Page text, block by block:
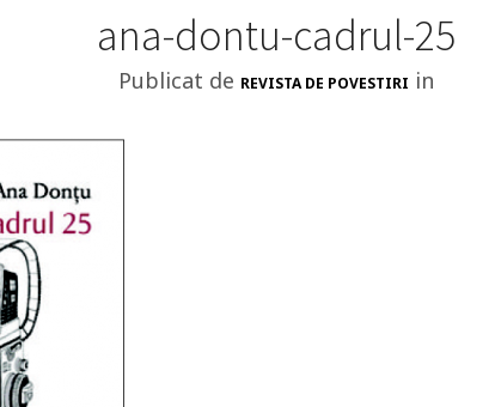
ana-dontu-cadrul-25
Publicat de REVISTA DE POVESTIRI in